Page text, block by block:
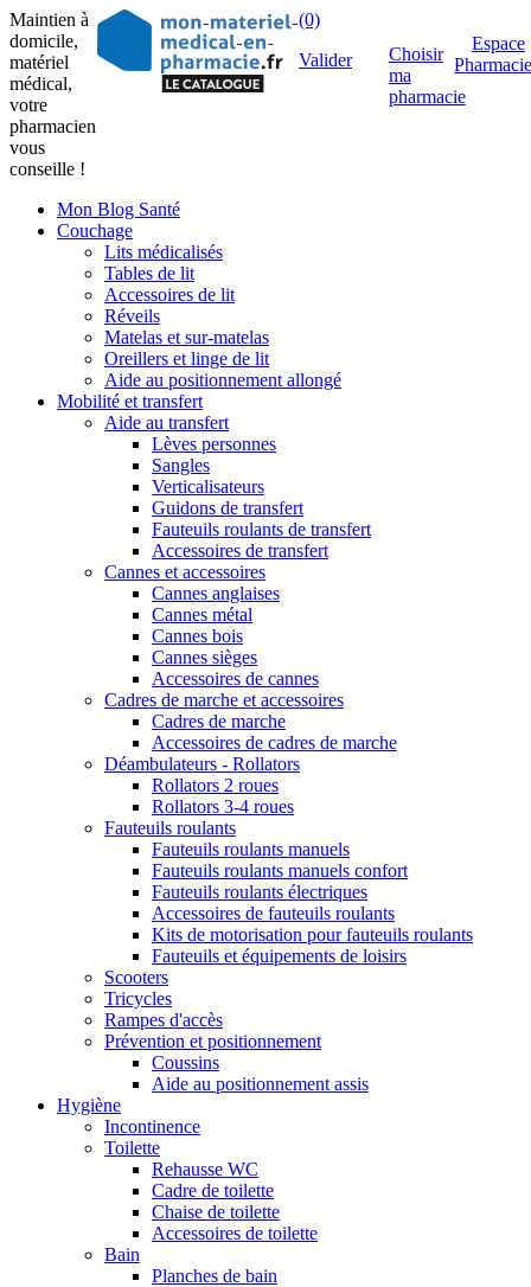
Maintien à
domicile,
matériel
médical,
votre
pharmacien
vous
conseille !
(0)
Valider
Choisir
ma
pharmacie
Espace
Mon Blog Santé
Couchage
Lits médicalisés
Tables de lit
Accessoires de lit
Réveils
Matelas et sur-matelas
Oreillers et linge de lit
Aide au positionnement allongé
Mobilité et transfert
Aide au transfert
Lèves personnes
Sangles
Verticalisateurs
Guidons de transfert
Fauteuils roulants de transfert
Accessoires de transfert
Cannes et accessoires
Cannes anglaises
Cannes métal
Cannes bois
Cannes sièges
Accessoires de cannes
Cadres de marche et accessoires
Cadres de marche
Accessoires de cadres de marche
Déambulateurs - Rollators
Rollators 2 roues
Rollators 3-4 roues
Fauteuils roulants
Fauteuils roulants manuels
Fauteuils roulants manuels confort
Fauteuils roulants électriques
Accessoires de fauteuils roulants
Kits de motorisation pour fauteuils roulants
Fauteuils et équipements de loisirs
Scooters
Tricycles
Rampes d'accès
Prévention et positionnement
Coussins
Aide au positionnement assis
Hygiène
Incontinence
Toilette
Rehausse WC
Cadre de toilette
Chaise de toilette
Accessoires de toilette
Bain
Planches de bain